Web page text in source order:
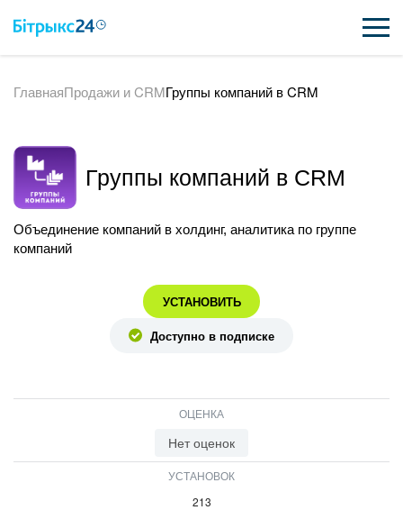
ВОЗМОЖНОСТИ
ИНТЕГРАЦИИ
ВХОД
ГлавнаяПродажи и CRMГруппы компаний в CRM
Группы компаний в CRM
Объединение компаний в холдинг, аналитика по группе
компаний
УСТАНОВИТЬ
Доступно в подписке
ОЦЕНКА
Нет оценок
УСТАНОВОК
213